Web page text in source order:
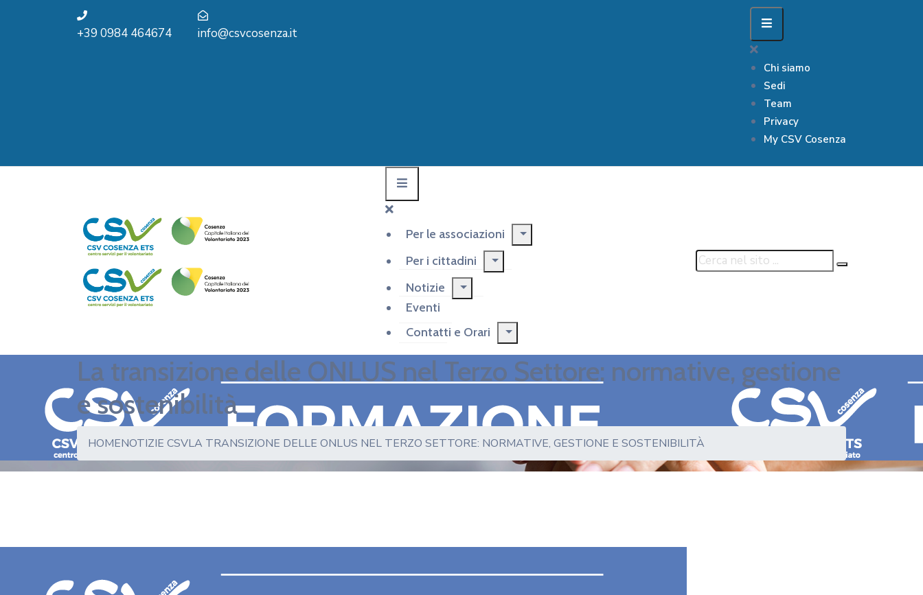
+39 0984 464674 info@csvcosenza.it
Chi siamo
Sedi
Team
Privacy
My CSV Cosenza
Per le associazioni
Per i cittadini
Notizie
Eventi
Contatti e Orari
La transizione delle ONLUS nel Terzo Settore: normative, gestione
e sostenibilità
HOMENOTIZIE CSVLA TRANSIZIONE DELLE ONLUS NEL TERZO SETTORE: NORMATIVE, GESTIONE E SOSTENIBILITÀ